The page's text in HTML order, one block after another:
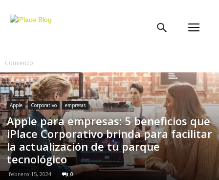
Comienzo
Apple Corporativo empresas
Apple para empresas: 5 beneficios que
iPlace Corporativo brinda para facilitar
la actualización de tu parque
tecnológico
febrero 15, 2024 0